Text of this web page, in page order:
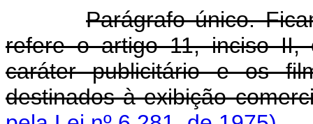
Parágrafo único.
refere o artigo 11, inciso II,
caráter publicitário e os
destinados à exibição